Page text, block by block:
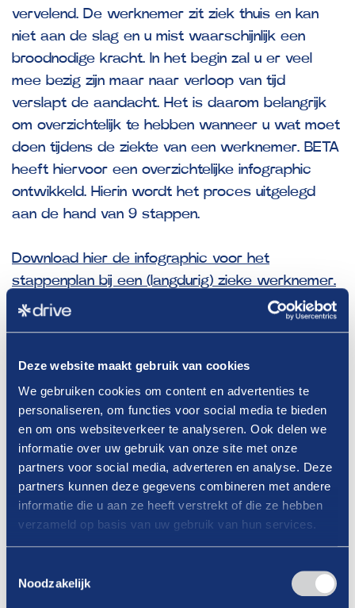
Deze website maakt gebruik van cookies
We gebruiken cookies om content en advertenties te
personaliseren, om functies voor social media te bieden
en om ons websiteverkeer te analyseren. Ook delen we
informatie over uw gebruik van onze site met onze
partners voor social media, adverteren en analyse. Deze
partners kunnen deze gegevens combineren met andere
informatie die u aan ze heeft verstrekt of die ze hebben
verzameld op basis van uw gebruik van hun services.
Noodzakelijk
vervelend. De werknemer zit ziek thuis en kan
niet aan de slag en u mist waarschijnlijk een
broodnodige kracht. In het begin zal u er veel
mee bezig zijn maar naar verloop van tijd
verslapt de aandacht. Het is daarom belangrijk
om overzichtelijk te hebben wanneer u wat moet
doen tijdens de ziekte van een werknemer. BETA
heeft hiervoor een overzichtelijke infographic
ontwikkeld. Hierin wordt het proces uitgelegd
aan de hand van 9 stappen.
Download hier de infographic voor het
stappenplan bij een (langdurig) zieke werknemer.
Het is voor u als werkgever belangrijk om zich te
met de werknemer verantwoordelijk voor de re-
integratie. Indien blijkt dat u zich niet hebt
gehouden aan deze verplichtingen kan dit
nadelige (financiële) gevolgen hebben. U kunt
namelijk na 104 weken ziekte een loonsanctie
krijgen waardoor u de werknemer langer moet
doorbetalen. Zorg er daarom voor dat de
stappen uit het stappenplan ten alle tijden
worden nageleefd, noteer daarnaast alle
relevante zaken in een re-integratiedossier. Blijf
tot slot altijd in contact met de werknemer en